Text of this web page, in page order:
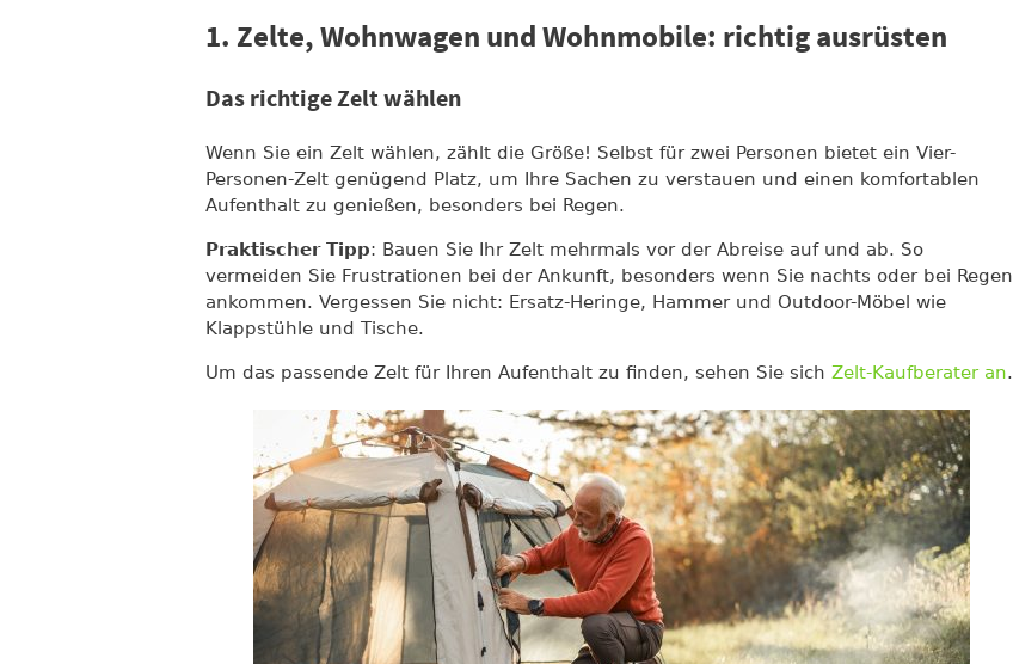
1. Zelte, Wohnwagen und Wohnmobile: richtig ausrüsten
Das richtige Zelt wählen
Wenn Sie ein Zelt wählen, zählt die Größe! Selbst für zwei Personen bietet ein Vier-
Personen-Zelt genügend Platz, um Ihre Sachen zu verstauen und einen komfortablen
Aufenthalt zu genießen, besonders bei Regen.
Praktischer Tipp: Bauen Sie Ihr Zelt mehrmals vor der Abreise auf und ab. So
vermeiden Sie Frustrationen bei der Ankunft, besonders wenn Sie nachts oder bei Regen
ankommen. Vergessen Sie nicht: Ersatz-Heringe, Hammer und Outdoor-Möbel wie
Klappstühle und Tische.
Um das passende Zelt für Ihren Aufenthalt zu finden, sehen Sie sich Zelt-Kaufberater an.